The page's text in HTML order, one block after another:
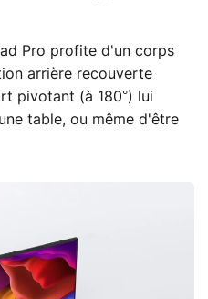
Pro profite d'un corps
arrière recouverte
pivotant (à 180°) lui
table, ou même d'être